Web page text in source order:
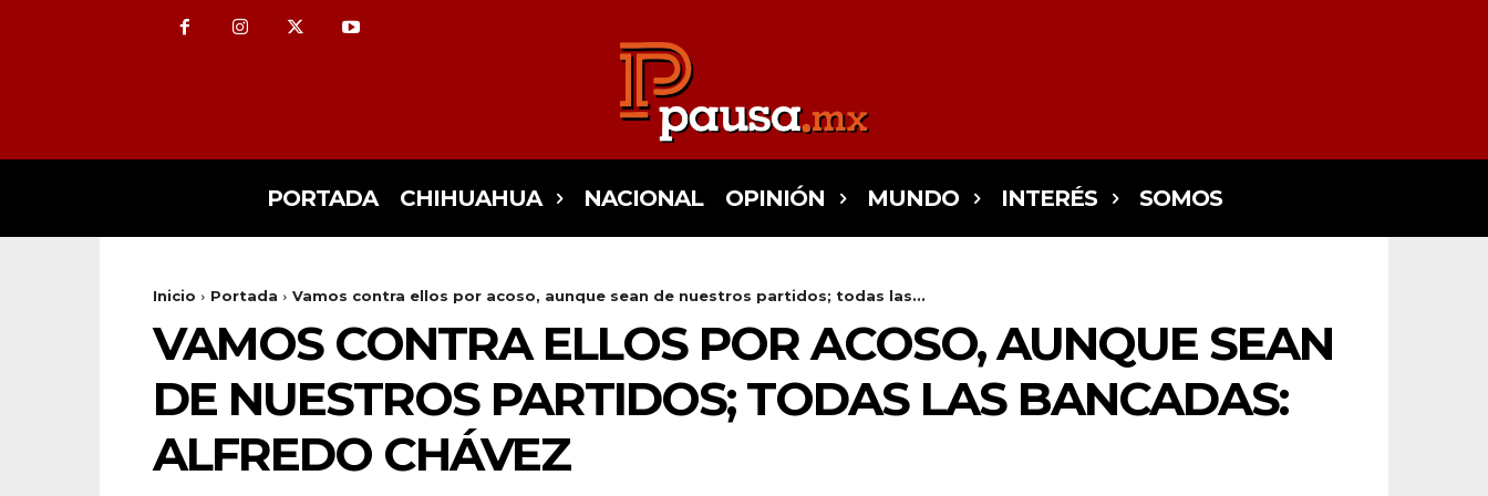
PORTADA CHIHUAHUA NACIONAL OPINIÓN MUNDO INTERÉS SOMOS
Inicio Portada Vamos contra ellos por acoso, aunque sean de nuestros partidos; todas las...
VAMOS CONTRA ELLOS POR ACOSO, AUNQUE SEAN
DE NUESTROS PARTIDOS; TODAS LAS BANCADAS:
ALFREDO CHÁVEZ